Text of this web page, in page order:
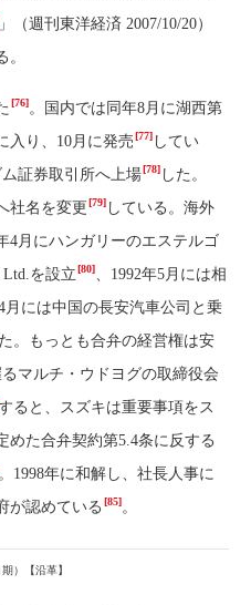
」（週刊東洋経済 2007/10/20）
[76]。国内では同年8月に湖西第
入り、10月に発売[77] してい
証券取引所へ上場[78] した。
社名を変更[79] している。海外
4月にハンガリーのエステルゴ
Ltd.を設立[80]
、1992年5月には相
月には中国の長安汽車公司と乗
。もっとも合弁の経営権は安
マルチ・ウドヨグの取締役会
ると、スズキは重要事項をス
めた合弁契約第5.4条に反する
。1998年に和解し、社長人事に
が認めている [85]。
）【沿革】